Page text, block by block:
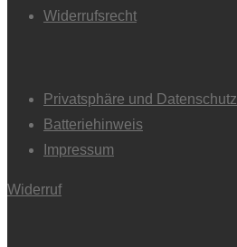
Widerrufsrecht
Privatsphäre und Datenschutz
Batteriehinweis
Impressum
Widerruf